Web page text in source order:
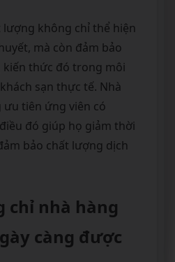
không chỉ thể hiện
mà còn đảm bảo
kiến thức đó trong môi
sạn thực tế. Nhà
tiên ứng viên có
đó giúp họ giảm thời
bảo chất lượng dịch
chỉ nhà hàng
càng được